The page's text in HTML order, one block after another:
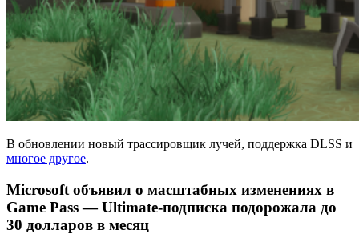
В обновлении новый трассировщик лучей, поддержка DLSS и
многое другое.
Microsoft объявил о масштабных изменениях в
Game Pass — Ultimate-подписка подорожала до
30 долларов в месяц